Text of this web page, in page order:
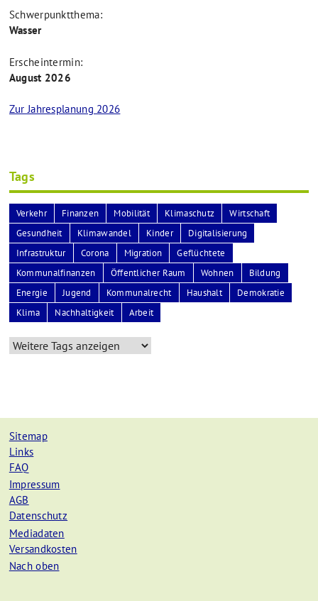
Schwerpunktthema:
Wasser
Erscheintermin:
August 2026
Zur Jahresplanung 2026
Tags
Verkehr Finanzen Mobilität Klimaschutz
Wirtschaft
Gesundheit
Klimawandel Kinder
Digitalisierung
Infrastruktur
Corona Migration
Geflüchtete
Kommunalfinanzen
Öffentlicher Raum Wohnen
Bildung
Energie
Jugend Kommunalrecht Haushalt
Demokratie
Klima
Nachhaltigkeit Arbeit
Sitemap
Links
FAQ
Impressum
AGB
Datenschutz
Mediadaten
Versandkosten
Nach oben